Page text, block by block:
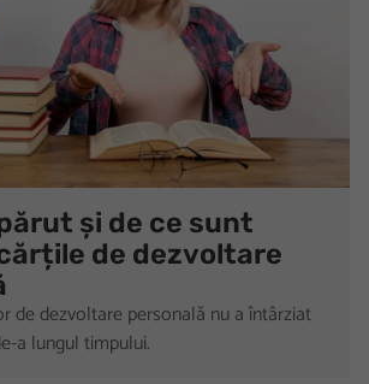
și de ce sunt
de dezvoltare
de dezvoltare personală nu a întârziat
a lungul timpului.